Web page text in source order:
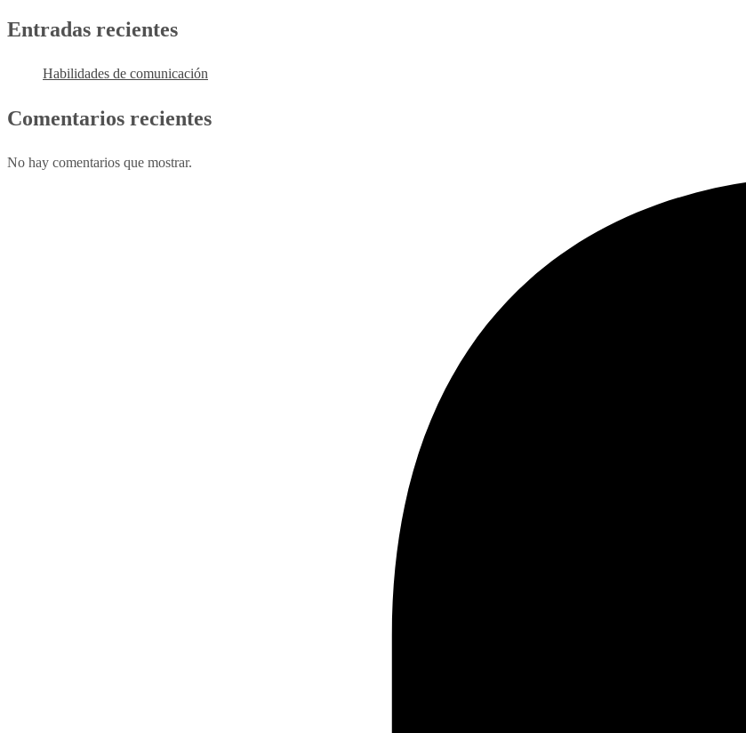
Entradas recientes
Habilidades de comunicación
Comentarios recientes
No hay comentarios que mostrar.